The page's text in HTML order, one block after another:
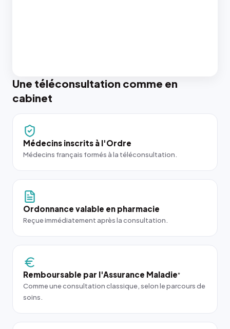
Une téléconsultation comme en
cabinet
Médecins inscrits à l'Ordre
Médecins français formés à la téléconsultation.
Ordonnance valable en pharmacie
Reçue immédiatement après la consultation.
Remboursable par l'Assurance Maladie*
Comme une consultation classique, selon le parcours de
soins.